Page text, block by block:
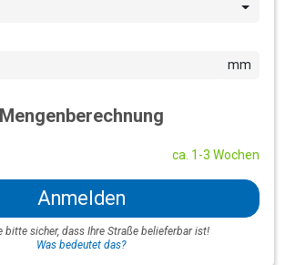
mm
Mengenberechnung
ca. 1-3 Wochen
Anmelden
bitte sicher, dass Ihre Straße belieferbar ist!
Was bedeutet das?